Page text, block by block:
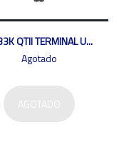
QTII TERMINAL U...
Agotado